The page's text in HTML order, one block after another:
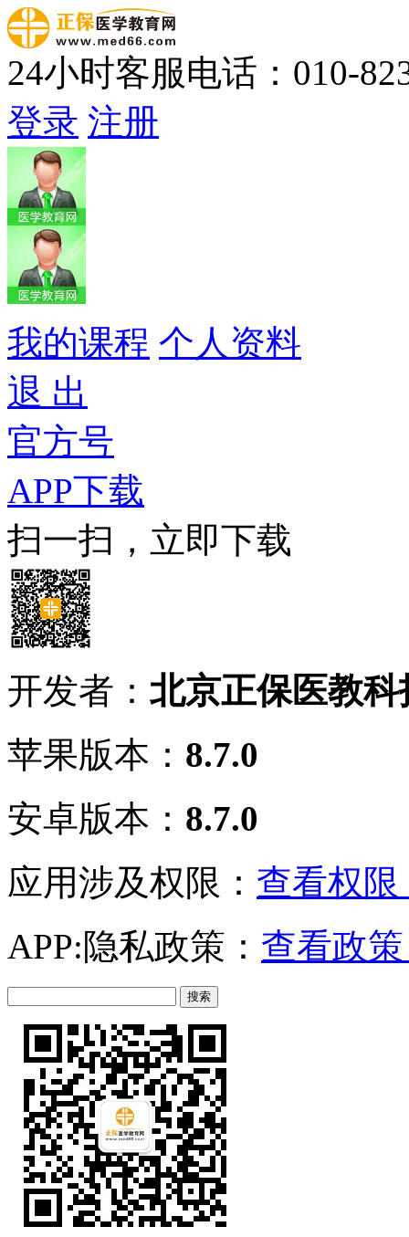
24小时客服电话：010-
登录 注册
我的课程 个人资料
退 出
官方号
APP下载
扫一扫，立即下载
开发者： 北京正保医教
苹果版本： 8.7.0
安卓版本： 8.7.0
应用涉及权限： 查看权限
APP:隐私政策： 查看政